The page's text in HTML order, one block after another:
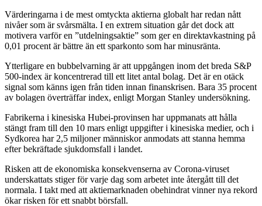
Värderingarna i de mest omtyckta aktierna globalt har redan nått
nivåer som är svårsmälta. I en extrem situation går det dock att
motivera varför en ”utdelningsaktie” som ger en direktavkastning på
0,01 procent är bättre än ett sparkonto som har minusränta.
Ytterligare en bubbelvarning är att uppgången inom det breda S&P
500-index är koncentrerad till ett litet antal bolag. Det är en otäck
signal som känns igen från tiden innan finanskrisen. Bara 35 procent
av bolagen överträffar index, enligt Morgan Stanley undersökning.
Fabrikerna i kinesiska Hubei-provinsen har uppmanats att hålla
stängt fram till den 10 mars enligt uppgifter i kinesiska medier, och i
Sydkorea har 2,5 miljoner människor anmodats att stanna hemma
efter bekräftade sjukdomsfall i landet.
Risken att de ekonomiska konsekvenserna av Corona-viruset
underskattats stiger för varje dag som arbetet inte återgått till det
normala. I takt med att aktiemarknaden obehindrat vinner nya rekord
ökar risken för ett snabbt börsfall.